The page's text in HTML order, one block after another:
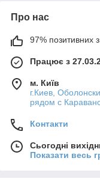
Про нас
97% позитивних з
Працює з
м. Київ
г.Киев,
рядом с
Контакти
Сьогодні
Показати весь